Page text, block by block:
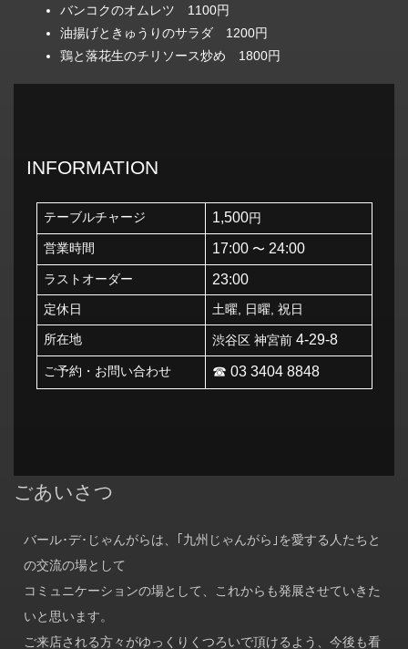
バンコクのオムレツ 1100円
油揚げときゅうりのサラダ 1200円
鶏と落花生のチリソース炒め 1800円
INFORMATION
テーブルチャージ 1,500円
営業時間 17:00〜 24:00
ラストオーダー 23:00
定休日 土曜, 日曜, 祝日
所在地 渋谷区 神宮前 4-29-8
ご予約・お問い合わせ ☎︎ 03 3404 8848
ごあいさつ
バール･デ･じゃんがらは、｢九州じゃんがら｣を愛する人たちと
の交流の場として
コミュニケーションの場として、これからも発展させていきた
いと思います。
ご来店される方々がゆっくりくつろいで頂けるよう、今後も看